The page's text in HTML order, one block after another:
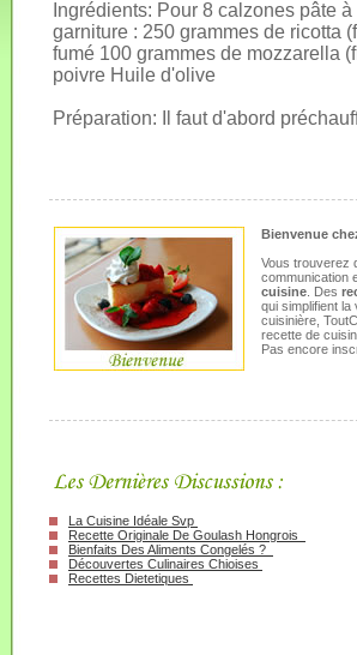
Ingrédients: Pour 8 calzones pâte
garniture : 250 grammes de ricotta
fumé 100 grammes de mozzarella
poivre Huile d'olive
Préparation: Il faut d'abord
Bienvenue
Vous trouverez
communication
cuisine . Des
qui simplifient
cuisinière,
recette de
Pas encore
La Cuisine Idéale Svp
Recette Originale De Goulash Hongrois
Bienfaits Des Aliments Congelés ?
Découvertes Culinaires Chioises
Recettes Dietetiques